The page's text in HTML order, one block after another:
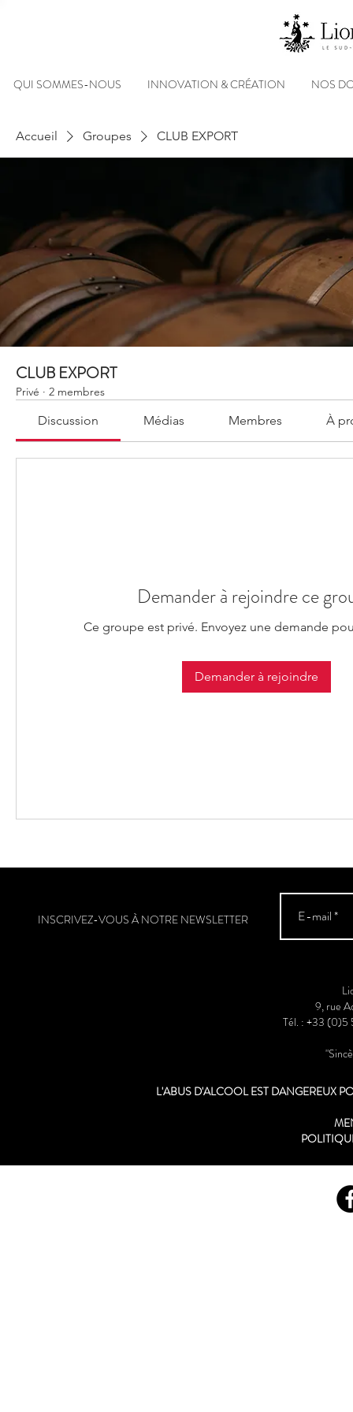
QUI SOMMES-NOUS INNOVATION & CRÉATION NOS
Accueil Groupes CLUB EXPORT
CLUB EXPORT
Privé · 2 membres
Discussion Médias Membres À
Demander à rejoindre ce
Ce groupe est privé. Envoyez une demande
Demander à rejoindre
INSCRIVEZ-VOUS À NOTRE NEWSLETTER
9, rue
Tél. : +33
L'ABUS D'ALCOOL EST DANGEREUX